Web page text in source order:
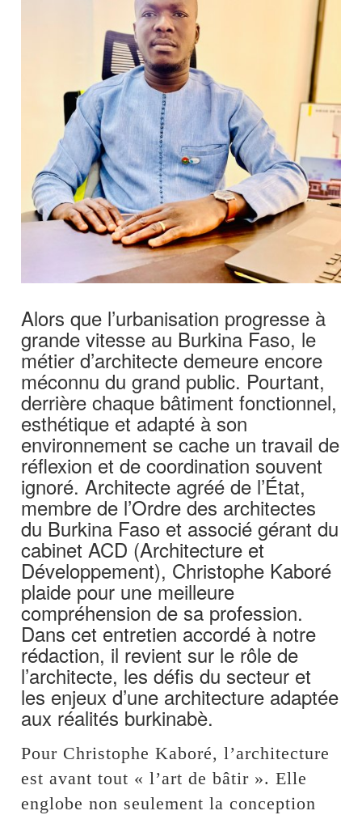
Alors que l’urbanisation progresse à
grande vitesse au Burkina Faso, le
métier d’architecte demeure encore
méconnu du grand public. Pourtant,
derrière chaque bâtiment fonctionnel,
esthétique et adapté à son
environnement se cache un travail de
réflexion et de coordination souvent
ignoré. Architecte agréé de l’État,
membre de l’Ordre des architectes
du Burkina Faso et associé gérant du
cabinet ACD (Architecture et
Développement), Christophe Kaboré
plaide pour une meilleure
compréhension de sa profession.
Dans cet entretien accordé à notre
rédaction, il revient sur le rôle de
l’architecte, les défis du secteur et
les enjeux d’une architecture adaptée
aux réalités burkinabè.
Pour Christophe Kaboré, l’architecture
est avant tout « l’art de bâtir ». Elle
englobe non seulement la conception